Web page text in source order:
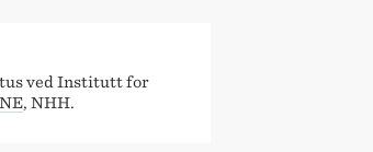
ved Institutt for
, NHH.